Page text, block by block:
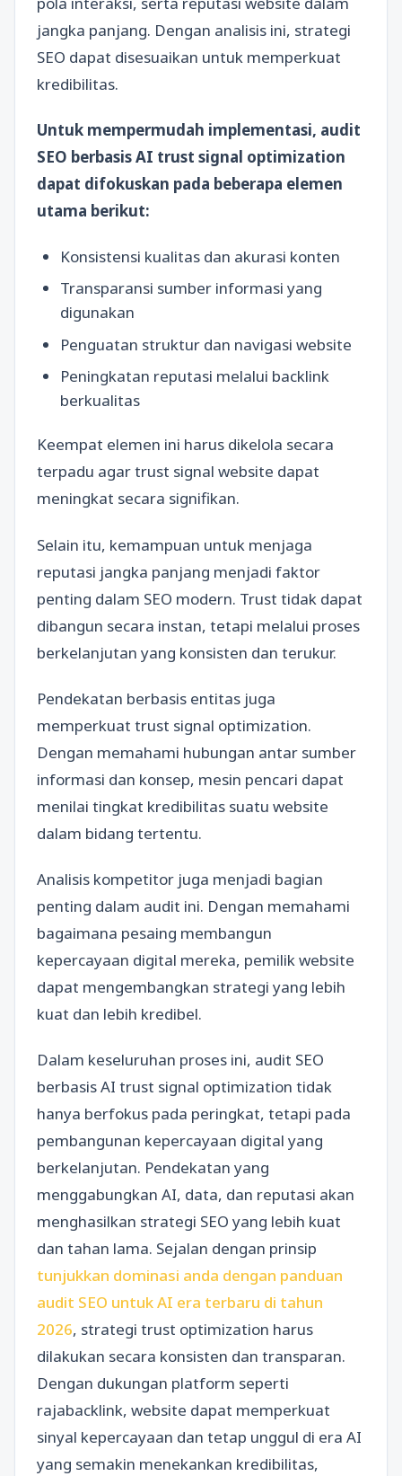
jangka panjang. Dengan analisis ini, strategi
SEO dapat disesuaikan untuk memperkuat
kredibilitas.
Untuk mempermudah implementasi, audit
SEO berbasis AI trust signal optimization
dapat difokuskan pada beberapa elemen
utama berikut:
Konsistensi kualitas dan akurasi konten
Transparansi sumber informasi yang
digunakan
Penguatan struktur dan navigasi website
Peningkatan reputasi melalui backlink
berkualitas
Keempat elemen ini harus dikelola secara
terpadu agar trust signal website dapat
meningkat secara signifikan.
Selain itu, kemampuan untuk menjaga
reputasi jangka panjang menjadi faktor
penting dalam SEO modern. Trust tidak dapat
dibangun secara instan, tetapi melalui proses
berkelanjutan yang konsisten dan terukur.
Pendekatan berbasis entitas juga
memperkuat trust signal optimization.
Dengan memahami hubungan antar sumber
informasi dan konsep, mesin pencari dapat
menilai tingkat kredibilitas suatu website
dalam bidang tertentu.
Analisis kompetitor juga menjadi bagian
penting dalam audit ini. Dengan memahami
bagaimana pesaing membangun
kepercayaan digital mereka, pemilik website
dapat mengembangkan strategi yang lebih
kuat dan lebih kredibel.
Dalam keseluruhan proses ini, audit SEO
berbasis AI trust signal optimization tidak
hanya berfokus pada peringkat, tetapi pada
pembangunan kepercayaan digital yang
berkelanjutan. Pendekatan yang
menggabungkan AI, data, dan reputasi akan
menghasilkan strategi SEO yang lebih kuat
dan tahan lama. Sejalan dengan prinsip
tunjukkan dominasi anda dengan panduan
audit SEO untuk AI era terbaru di tahun
2026, strategi trust optimization harus
dilakukan secara konsisten dan transparan.
Dengan dukungan platform seperti
rajabacklink, website dapat memperkuat
sinyal kepercayaan dan tetap unggul di era AI
yang semakin menekankan kredibilitas,